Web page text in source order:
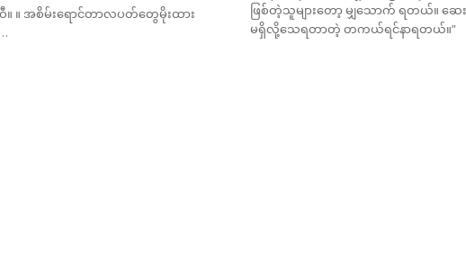
။ ။ အစိမ်းရောင်တာလပတ်တွေမိုးထား
ဖြစ်တဲ့သူများတော့ မျှသောက် ရတယ်။ ဆေး
မရှိလို့သေရတာတဲ့ တကယ်ရင်နာရတယ်။”